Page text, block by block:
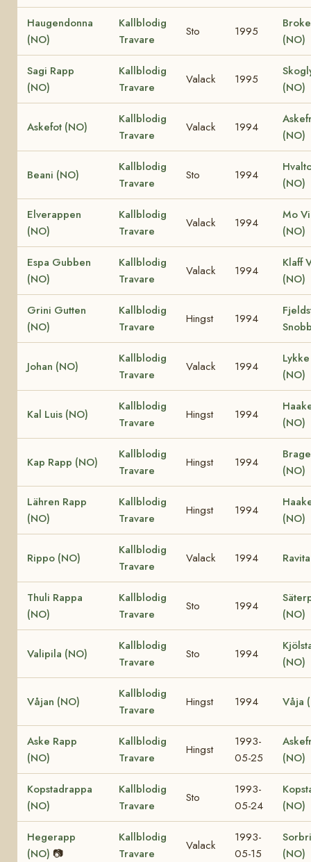
Haugendonna
(NO)
Kallblodig
Travare
Sto 1995
(NO)
Sagi Rapp
(NO)
Kallblodig
Travare
Valack 1995
(NO)
Askefot (NO)
Kallblodig
Travare
Valack 1994
(NO)
Beani (NO)
Kallblodig
Travare
Sto 1994
(NO)
Elverappen
(NO)
Kallblodig
Travare
Valack 1994
Mo
(NO)
Espa Gubben
(NO)
Kallblodig
Travare
Valack 1994
Klaff
(NO)
Grini Gutten
(NO)
Kallblodig
Travare
Hingst 1994
Johan (NO)
Kallblodig
Travare
Valack 1994
(NO)
Kal Luis (NO)
Kallblodig
Travare
Hingst 1994
(NO)
Kap Rapp (NO)
Kallblodig
Travare
Hingst 1994
(NO)
Lähren Rapp
(NO)
Kallblodig
Travare
Hingst 1994
(NO)
Rippo (NO)
Kallblodig
Travare
Valack 1994
Thuli Rappa
(NO)
Kallblodig
Travare
Sto 1994
(NO)
Valipila (NO)
Kallblodig
Travare
Sto 1994
(NO)
Våjan (NO)
Kallblodig
Travare
Hingst 1994 Våja
Aske Rapp
(NO)
Kallblodig
Travare
Hingst
1993-
05-25
(NO)
Kopstadrappa
(NO)
Kallblodig
Travare
Sto
1993-
05-24
(NO)
Hegerapp
(NO) 📷
Kallblodig
Travare
Valack
1993-
05-15
(NO)